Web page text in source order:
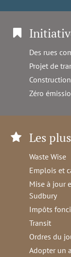
Des rues
Projet de
Zéro
Les
Waste Wise
Emplois et
Mise à jour
Sudbury
Impôts
Transit
Ordres du
Adopter un